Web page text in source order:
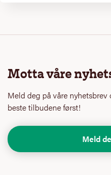
Motta våre
Meld deg på våre
beste tilbudene først!
Meld